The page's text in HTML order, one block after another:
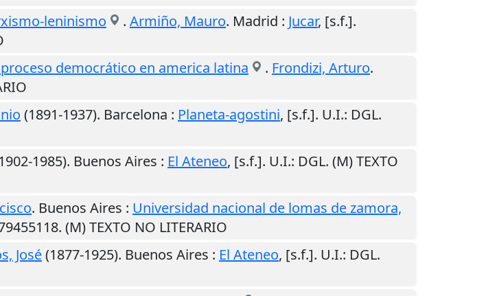
leninismo
. Armiño, Mauro. Madrid : Jucar, [s.f.].
democrático en america latina
. Frondizi, Arturo.
(1891-1937). Barcelona : Planeta-agostini, [s.f.]. U.I.: DGL.
1985). Buenos Aires : El Ateneo, [s.f.]. U.I.: DGL. (M) TEXTO
. Buenos Aires : Universidad nacional de lomas de zamora,
(M) TEXTO NO LITERARIO
José(1877-1925). Buenos Aires : El Ateneo, [s.f.]. U.I.: DGL.